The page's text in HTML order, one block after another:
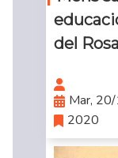
del
Mar,
2020